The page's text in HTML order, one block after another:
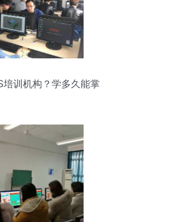
训机构？学多久能掌